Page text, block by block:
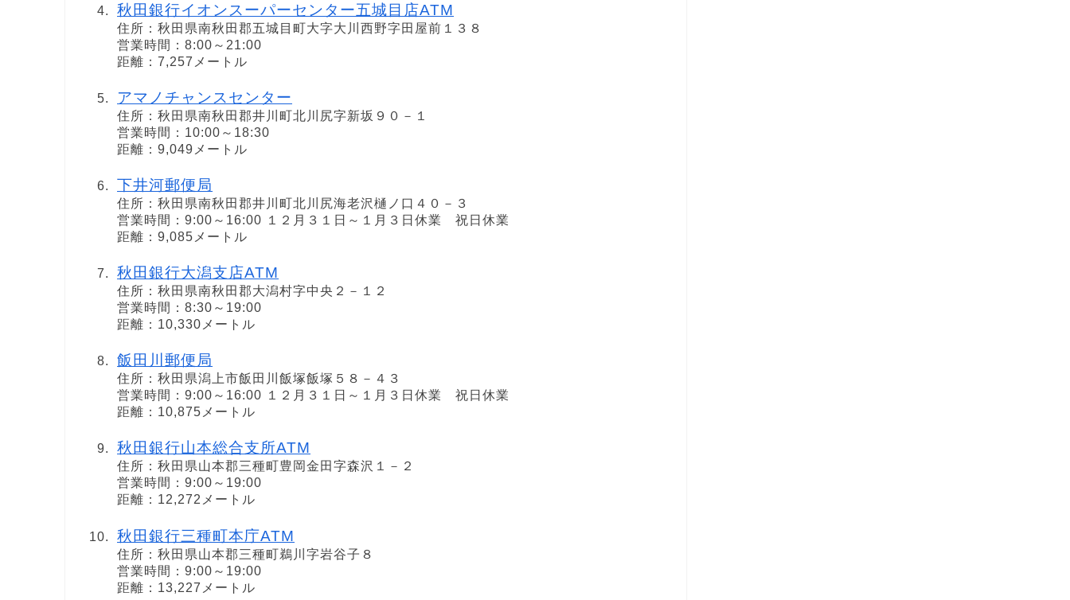
秋田銀行イオンスーパーセンター五城目店ATM
住所：秋田県南秋田郡五城目町大字大川西野字田屋前１３８
営業時間：8:00～21:00
距離：7,257メートル
アマノチャンスセンター
住所：秋田県南秋田郡井川町北川尻字新坂９０－１
営業時間：10:00～18:30
距離：9,049メートル
下井河郵便局
住所：秋田県南秋田郡井川町北川尻海老沢樋ノ口４０－３
営業時間：9:00～16:00 １２月３１日～１月３日休業 祝日休業
距離：9,085メートル
秋田銀行大潟支店ATM
住所：秋田県南秋田郡大潟村字中央２－１２
営業時間：8:30～19:00
距離：10,330メートル
飯田川郵便局
住所：秋田県潟上市飯田川飯塚飯塚５８－４３
営業時間：9:00～16:00 １２月３１日～１月３日休業 祝日休業
距離：10,875メートル
秋田銀行山本総合支所ATM
住所：秋田県山本郡三種町豊岡金田字森沢１－２
営業時間：9:00～19:00
距離：12,272メートル
秋田銀行三種町本庁ATM
住所：秋田県山本郡三種町鵜川字岩谷子８
営業時間：9:00～19:00
距離：13,227メートル